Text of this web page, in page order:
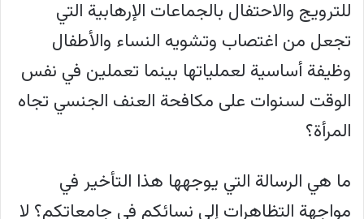
للترويج والاحتفال بالجماعات الإرهابية التي
تجعل من اغتصاب وتشويه النساء والأطفال
وظيفة أساسية لعملياتها بينما تعملين في نفس
الوقت لسنوات على مكافحة العنف الجنسي تجاه
المرأة؟
ما هي الرسالة التي يوجهها هذا التأخير في
مواجهة التظاهرات إلى نسائكم في جامعاتكم؟ لا